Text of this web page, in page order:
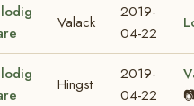
Valack
2019-
04-22
Hingst
2019-
04-22